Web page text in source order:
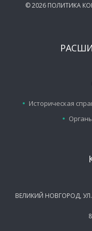
©2026 ПОЛИТИКА
Историческая
ВЕЛИКИЙ НОВГОРОД,